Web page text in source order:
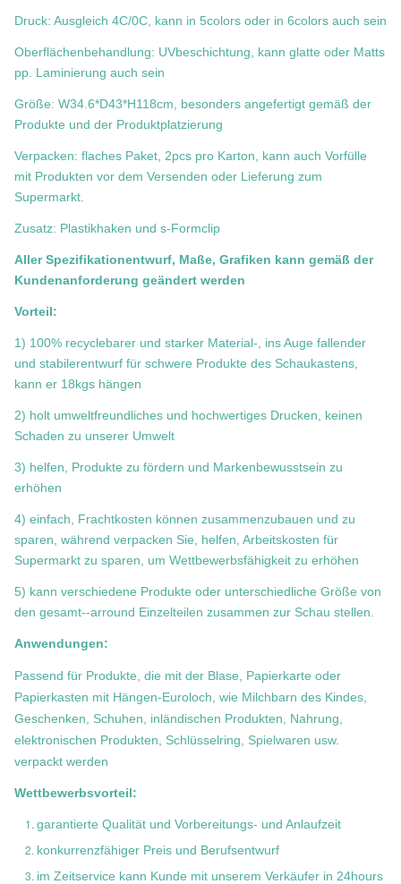
Druck: Ausgleich 4C/0C, kann in 5colors oder in 6colors auch sein
Oberflächenbehandlung: UVbeschichtung, kann glatte oder Matts
pp. Laminierung auch sein
Größe: W34.6*D43*H118cm , besonders angefertigt gemäß der
Produkte und der Produktplatzierung
Verpacken: flaches Paket, 2pcs pro Karton, kann auch Vorfülle
mit Produkten vor dem Versenden oder Lieferung zum
Supermarkt.
Zusatz: Plastikhaken und s-Formclip
Aller Spezifikationentwurf, Maße, Grafiken kann gemäß der
Kundenanforderung geändert werden
Vorteil:
1) 100% recyclebarer und starker Material-, ins Auge fallender
und stabilerentwurf für schwere Produkte des Schaukastens,
kann er 18kgs hängen
2) holt umweltfreundliches und hochwertiges Drucken, keinen
Schaden zu unserer Umwelt
3) helfen, Produkte zu fördern und Markenbewusstsein zu
erhöhen
4) einfach, Frachtkosten können zusammenzubauen und zu
sparen, während verpacken Sie, helfen, Arbeitskosten für
Supermarkt zu sparen, um Wettbewerbsfähigkeit zu erhöhen
5) kann verschiedene Produkte oder unterschiedliche Größe von
den gesamt--arround Einzelteilen zusammen zur Schau stellen.
Anwendungen:
Passend für Produkte, die mit der Blase, Papierkarte oder
Papierkasten mit Hängen-Euroloch, wie Milchbarn des Kindes,
Geschenken, Schuhen, inländischen Produkten, Nahrung,
elektronischen Produkten, Schlüsselring, Spielwaren usw.
verpackt werden
Wettbewerbsvorteil:
garantierte Qualität und Vorbereitungs- und Anlaufzeit
konkurrenzfähiger Preis und Berufsentwurf
im Zeitservice kann Kunde mit unserem Verkäufer in 24hours